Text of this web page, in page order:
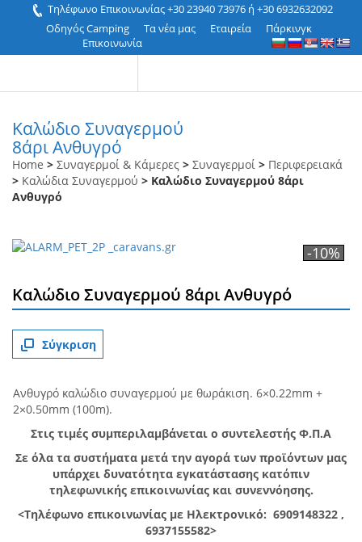
Τηλέφωνο Επικοινωνίας +30 23940 73976 ή +30 6932632092
Οδηγός Camping
Τα νέα μας Εταιρεία
Πάρκινγκ
Επικοινωνία
Καλώδιο Συναγερμού
8άρι Ανθυγρό
Home > Συναγερμοί & Κάμερες > Συναγερμοί > Περιφερειακά
> Καλώδια Συναγερμού > Καλώδιο Συναγερμού 8άρι
Ανθυγρό
-10%
Καλώδιο Συναγερμού 8άρι Ανθυγρό
Σύγκριση
Ανθυγρό καλώδιο συναγερμού με θωράκιση. 6×0.22mm +
2×0.50mm (100m).
Στις τιμές συμπεριλαμβάνεται ο συντελεστής Φ.Π.Α
Σε όλα τα συστήματα μετά την αγορά των προϊόντων μας
υπάρχει δυνατότητα εγκατάστασης κατόπιν
τηλεφωνικής επικοινωνίας και συνεννόησης.
<Τηλέφωνο επικοινωνίας με Ηλεκτρονικό: 6909148322 ,
6937155582>